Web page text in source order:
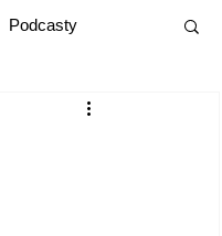
Podcasty